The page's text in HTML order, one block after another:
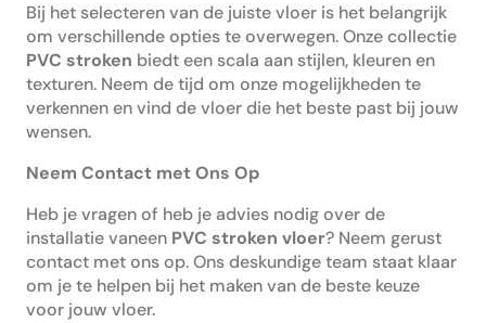
Bij het selecteren van de juiste vloer is het belangrijk
om verschillende opties te overwegen. Onze collectie
PVC stroken biedt een scala aan stijlen, kleuren en
texturen. Neem de tijd om onze mogelijkheden te
verkennen en vind de vloer die het beste past bij jouw
wensen.
Neem Contact met Ons Op
Heb je vragen of heb je advies nodig over de
installatie vaneen PVC stroken vloer? Neem gerust
contact met ons op. Ons deskundige team staat klaar
om je te helpen bij het maken van de beste keuze
voor jouw vloer.